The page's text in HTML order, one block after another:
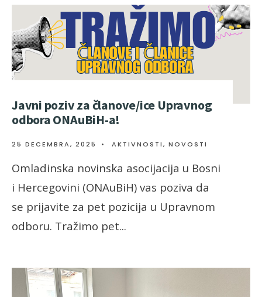
Javni poziv za članove/ice Upravnog
odbora ONAuBiH-a!
25 DECEMBRA, 2025 • AKTIVNOSTI, NOVOSTI
Omladinska novinska asocijacija u Bosni
i Hercegovini (ONAuBiH) vas poziva da
se prijavite za pet pozicija u Upravnom
odboru. Tražimo pet...